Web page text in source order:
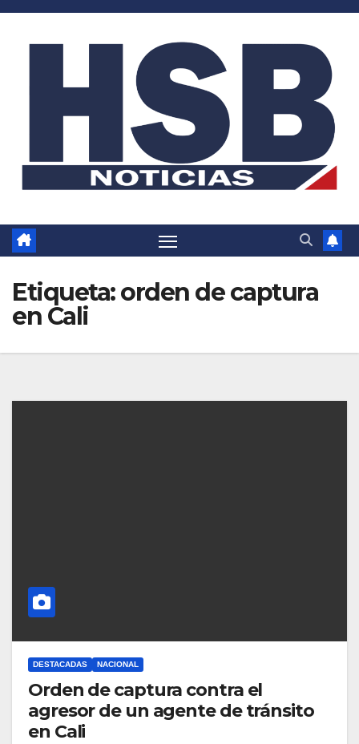
Saltar
Etiqueta:orden de captura
en Cali
DESTACADAS NACIONAL
Orden de captura contra el
agresor de un agente de tránsito
en Cali